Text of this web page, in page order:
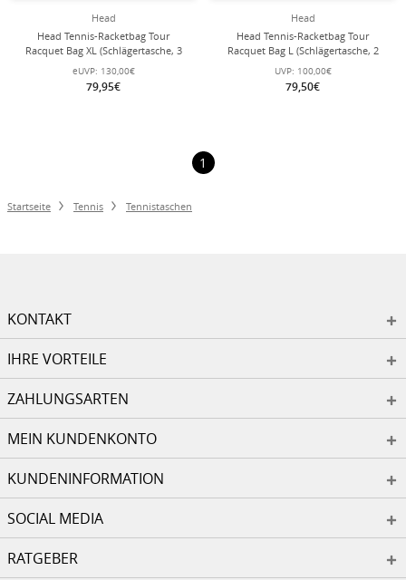
Head
Head Tennis-Racketbag Tour
Racquet Bag XL (Schlägertasche, 3
Hauptfächer) orange 12er
eUVP: 130,00€
79,95€
Head
Head Tennis-Racketbag Tour
Racquet Bag L (Schlägertasche, 2
Hauptfächer) 2026 orange/weiss 9er
UVP: 100,00€
79,50€
1
Startseite Tennis Tennistaschen
KONTAKT
IHRE VORTEILE
ZAHLUNGSARTEN
MEIN KUNDENKONTO
KUNDENINFORMATION
SOCIAL MEDIA
RATGEBER